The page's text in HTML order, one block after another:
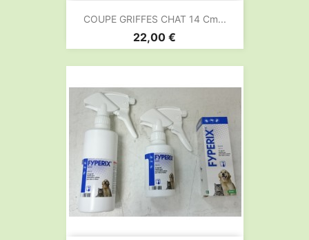
COUPE GRIFFES CHAT 14 Cm...
Prix
22,00 €